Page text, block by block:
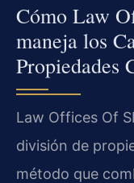
Cómo Law
maneja los
Propiedades
Law Offices Of
división de
método que